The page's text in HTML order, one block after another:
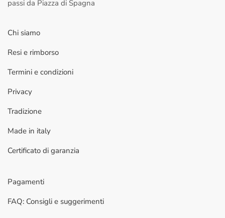
passi da Piazza di Spagna
Chi siamo
Resi e rimborso
Termini e condizioni
Privacy
Tradizione
Made in italy
Certificato di garanzia
Pagamenti
FAQ: Consigli e suggerimenti